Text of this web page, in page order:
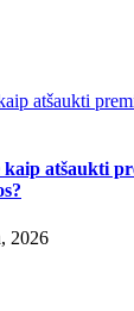
atšaukti
atšaukti
2026